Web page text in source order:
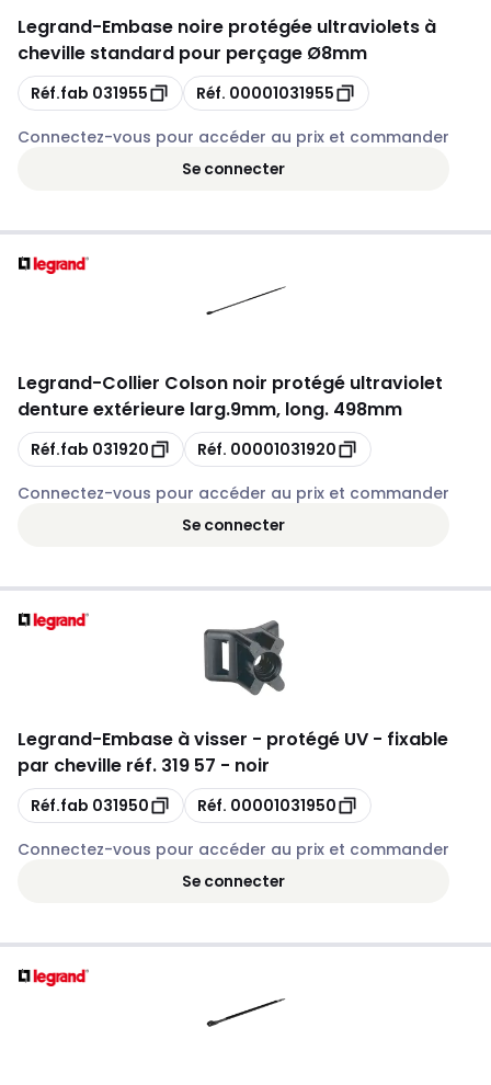
Legrand-Embase noire protégée ultraviolets à
cheville standard pour perçage Ø8mm
Copie
Réf.fab 031955 Copie
Réf. 00001031955
Connectez-vous pour accéder au prix et commander
Se connecter
Legrand-Collier Colson noir protégé ultraviolet
denture extérieure larg.9mm, long. 498mm
Copie
Réf.fab 031920 Copie
Réf. 00001031920
Connectez-vous pour accéder au prix et commander
Se connecter
Legrand-Embase à visser - protégé UV - fixable
par cheville réf. 319 57 - noir
Copie
Réf.fab 031950 Copie
Réf. 00001031950
Connectez-vous pour accéder au prix et commander
Se connecter